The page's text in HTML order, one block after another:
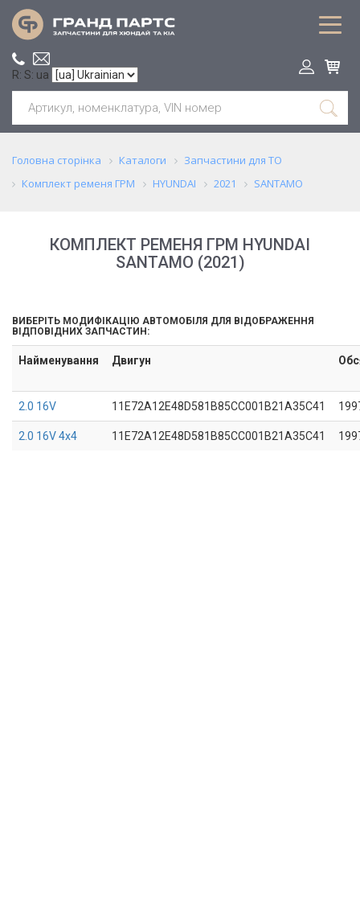
R: S: ua
Головна сторінка Каталоги
Запчастини для ТО
Комплект ременя ГРМ
HYUNDAI 2021 SANTAMO
КОМПЛЕКТ РЕМЕНЯ ГРМ HYUNDAI
SANTAMO (2021)
ВИБЕРІТЬ МОДИФІКАЦІЮ АВТОМОБІЛЯ ДЛЯ ВІДОБРАЖЕННЯ
ВІДПОВІДНИХ ЗАПЧАСТИН:
Найменування Двигун
2.0 16V 11E72A12E48D581B85CC001B21A35C41
2.0 16V 4x4 11E72A12E48D581B85CC001B21A35C41